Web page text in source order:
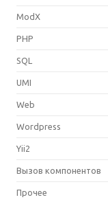
ModX
PHP
SQL
UMI
Web
Wordpress
Yii2
Вызов компонентов
Прочее